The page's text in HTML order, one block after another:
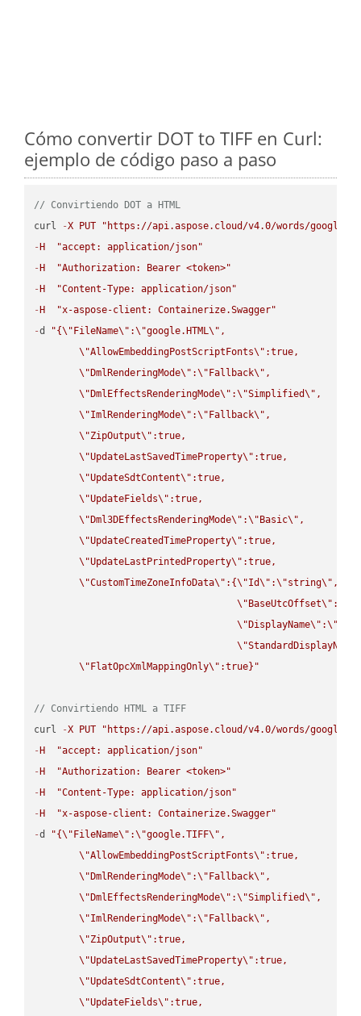
Cómo convertir DOT to TIFF en Curl:
ejemplo de código paso a paso
// Convirtiendo DOT a HTML
curl
-X PUT
"https://api.aspose.cloud/v4.0/words/
- H
"accept: application/json"
- H
"Authorization: Bearer <token>"
- H
"Content-Type: application/json"
- H
"x-aspose-client: Containerize.Swagger"
-d "{\" FileName\" :\"google.HTML\" ,
\"AllowEmbeddingPostScriptFonts\" :true,
\" DmlRenderingMode\" :\" Fallback\" ,
\" DmlEffectsRenderingMode\" :\"Simplified\" ,
\"ImlRenderingMode\" :\" Fallback\" ,
\"ZipOutput\" :true,
\"UpdateLastSavedTimeProperty\" :true,
\"UpdateSdtContent\" :true,
\"UpdateFields\" :true,
\" Dml3DEffectsRenderingMode\" :\" Basic\" ,
\"UpdateCreatedTimeProperty\" :true,
\"UpdateLastPrintedProperty\" :true,
\"CustomTimeZoneInfoData\" :{\"Id\" :\"string\" ,
\" BaseUtcOffset\" :
\" DisplayName\" :\"
\"StandardDisplayName
\" FlatOpcXmlMappingOnly\" :true}"
// Convirtiendo HTML a TIFF
curl
-X PUT
"https://api.aspose.cloud/v4.0/words/
- H
"accept: application/json"
- H
"Authorization: Bearer <token>"
- H
"Content-Type: application/json"
- H
"x-aspose-client: Containerize.Swagger"
-d "{\" FileName\" :\"google.TIFF\" ,
\"AllowEmbeddingPostScriptFonts\" :true,
\" DmlRenderingMode\" :\" Fallback\" ,
\" DmlEffectsRenderingMode\" :\"Simplified\" ,
\"ImlRenderingMode\" :\" Fallback\" ,
\"ZipOutput\" :true,
\"UpdateLastSavedTimeProperty\" :true,
\"UpdateSdtContent\" :true,
\"UpdateFields\" :true,